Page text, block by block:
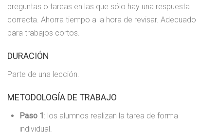
preguntas o tareas en las que sólo hay una respuesta
correcta. Ahorra tiempo a la hora de revisar. Adecuado
para trabajos cortos.
DURACIÓN
Parte de una lección.
METODOLOGÍA DE TRABAJO
Paso 1: los alumnos realizan la tarea de forma
individual.